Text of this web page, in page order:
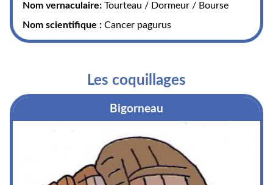
Nom vernaculaire: Tourteau / Dormeur / Bourse
Nom scientifique : Cancer pagurus
Les coquillages
Bigorneau